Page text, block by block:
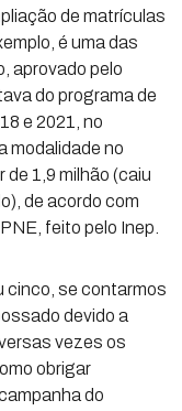
de matrículas
é uma das
aprovado pelo
do programa de
e 2021, no
modalidade no
1,9 milhão (caiu
de acordo com
feito pelo Inep.
cinco, se contarmos
devido a
vezes os
obrigar
do